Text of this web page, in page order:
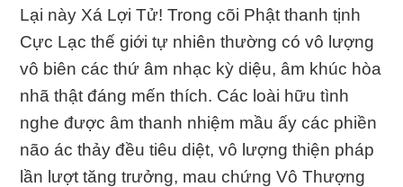
Lại này Xá Lợi Tử! Trong cõi Phật thanh tịnh
Cực Lạc thế giới tự nhiên thường có vô lượng
vô biên các thứ âm nhạc kỳ diệu, âm khúc hòa
nhã thật đáng mến thích. Các loài hữu tình
nghe được âm thanh nhiệm mầu ấy các phiền
não ác thảy đều tiêu diệt, vô lượng thiện pháp
lần lượt tăng trưởng, mau chứng Vô Thượng